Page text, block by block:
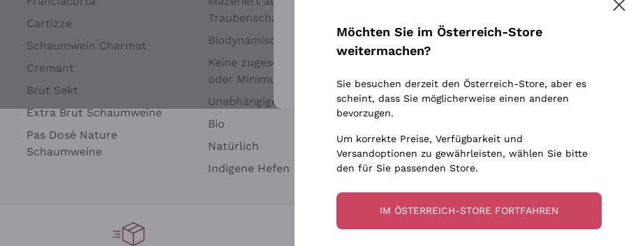
Cartizze
Schaumwein Charmat
Cremant
Brut Sekt
Extra Brut Schaumweine
Pas Dosè Nature
Schaumweine
Traubenschalen
Biodynamisch
Keine zugesetzten Sulfite
oder Minimum
Unabhängige Weinbauern
Bio
Natürlich
Indigene Hefen
Occhipinti Arianna
Biondi Santi
Argiolas
Zenato
Ca' dei Frati
Chardonnay
Weitere Informationen finden Sie in unserem Datenschutz-Bestimmungen
Möchten Sie im Österreich-Store
weitermachen?
Sie besuchen derzeit den Österreich-Store, aber es
scheint, dass Sie möglicherweise einen anderen
bevorzugen.
Um korrekte Preise, Verfügbarkeit und
Versandoptionen zu gewährleisten, wählen Sie bitte
den für Sie passenden Store.
IM ÖSTERREICH-STORE FORTFAHREN